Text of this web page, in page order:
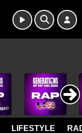
LIFESTYLE